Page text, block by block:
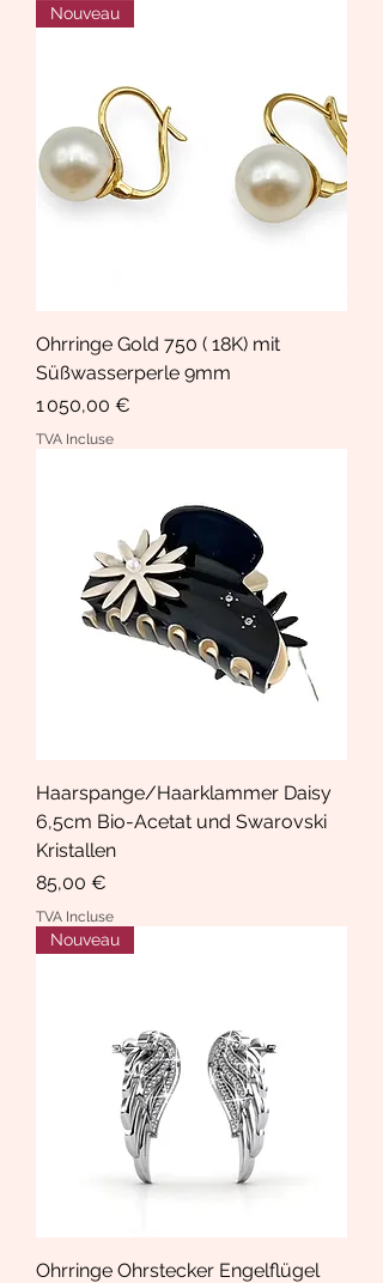
Nouveau
Ohrringe Gold 750 ( 18K) mit
Süßwasserperle 9mm
Prix
1 050,00 €
TVA Incluse
Haarspange/Haarklammer Daisy
6,5cm Bio-Acetat und Swarovski
Kristallen
Prix
85,00 €
TVA Incluse
Nouveau
Ohrringe Ohrstecker Engelflügel